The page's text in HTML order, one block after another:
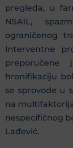
pregleda, u
NSAIL,
ograničenog
Interventne
hronifikaciju
se sprovode u
na
nespecifičnog
Lađević.